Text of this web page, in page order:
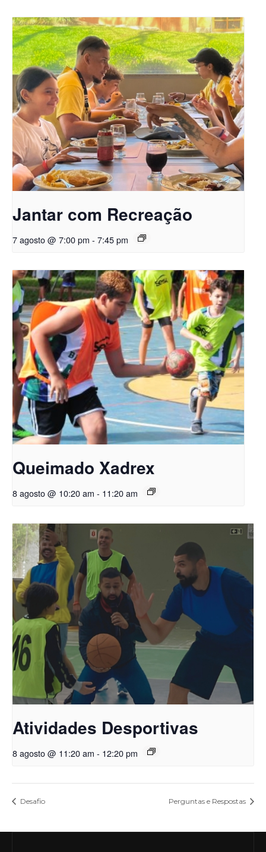
Jantar com Recreação
7 agosto @ 7:00 pm - 7:45 pm
Queimado Xadrex
8 agosto @ 10:20 am - 11:20 am
Atividades Desportivas
8 agosto @ 11:20 am - 12:20 pm
Desafio Perguntas e Respostas